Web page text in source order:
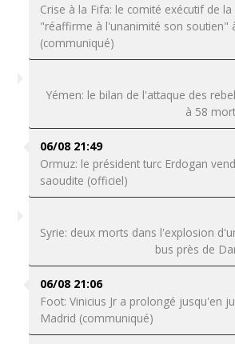
Crise à la Fifa: le comité exécutif de la
"réaffirme à l'unanimité son soutien"
(communiqué)
Yémen: le bilan de l'attaque des
à 58
06/08 21:49
Ormuz: le président turc Erdogan
saoudite (officiel)
Syrie: deux morts dans l'explosion
bus près de
06/08 21:06
Foot: Vinicius Jr a prolongé jusqu'en
Madrid (communiqué)